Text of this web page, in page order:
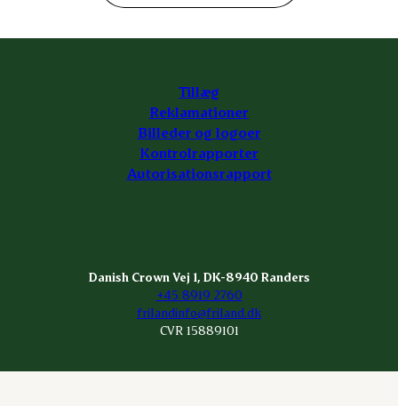
Tillæg
Reklamationer
Billeder og logoer
Kontrolrapporter
Autorisationsrapport
Danish Crown Vej 1, DK-8940 Randers
+45 8919 2760
frilandinfo@friland.dk
CVR 15889101